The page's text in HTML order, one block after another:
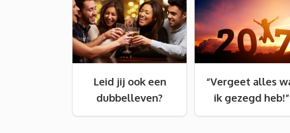
Leid jij ook een
dubbelleven?
“Vergeet alles
ik gezegd heb!”